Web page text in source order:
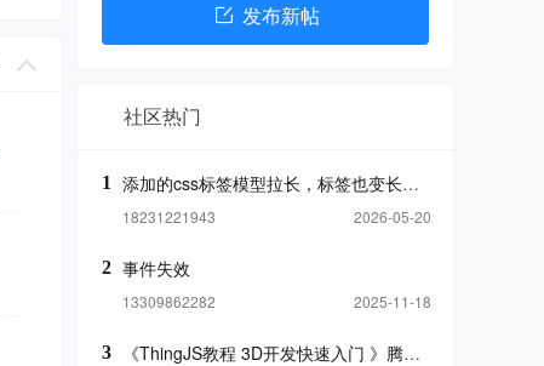
发布新帖
社区热门
1 添加的css标签模型拉长，标签也变长，怎么
18231221943 2026-05-20
2 事件失效
13309862282 2025-11-18
3 《ThingJS教程 3D开发快速入门 》腾讯课堂